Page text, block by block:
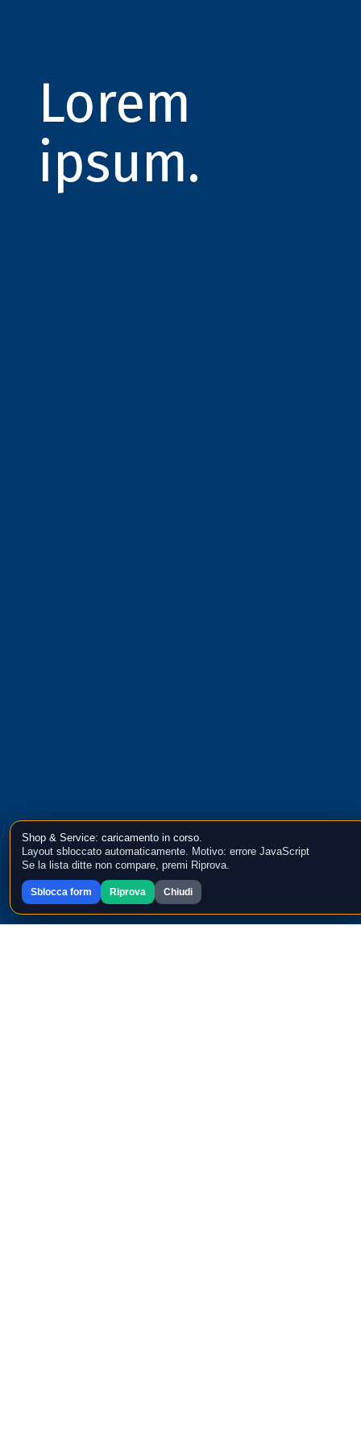
Lorem
ipsum.
Shop & Service: caricamento in corso.
Layout sbloccato automaticamente. Motivo: errore JavaScript
Se la lista ditte non compare, premi Riprova.
Sblocca form Riprova Chiudi